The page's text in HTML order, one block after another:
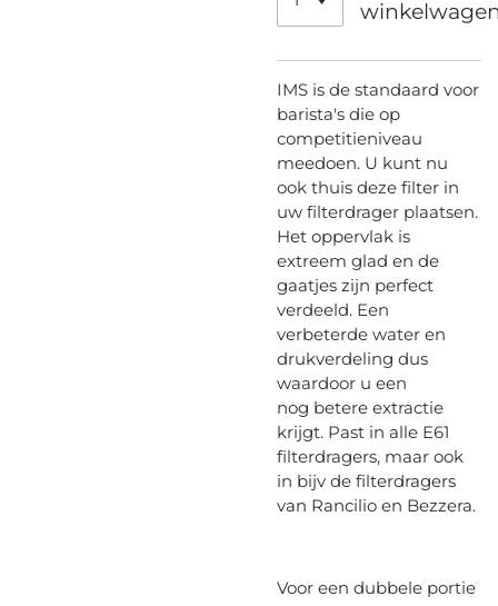
IMS is de standaard voor
barista's die op
competitieniveau
meedoen. U kunt nu
ook thuis deze filter in
uw filterdrager plaatsen.
Het oppervlak is
extreem glad en de
gaatjes zijn perfect
verdeeld. Een
verbeterde water en
drukverdeling dus
waardoor u een
nog betere extractie
krijgt. Past in alle E61
filterdragers, maar ook
in bijv de filterdragers
van Rancilio en Bezzera.
Voor een dubbele portie